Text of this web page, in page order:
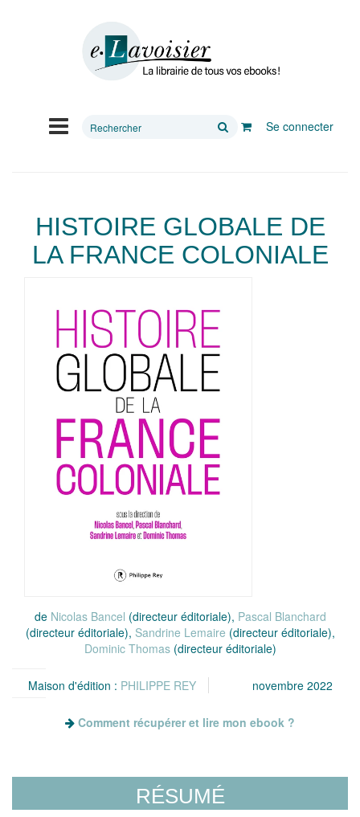
Rechercher
Se connecter
HISTOIRE GLOBALE DE
LA FRANCE COLONIALE
de Nicolas Bancel (directeur éditoriale), Pascal Blanchard
(directeur éditoriale), Sandrine Lemaire (directeur éditoriale),
Dominic Thomas(directeur éditoriale)
Maison d'édition : PHILIPPE REY novembre 2022
Comment récupérer et lire mon ebook ?
RÉSUMÉ